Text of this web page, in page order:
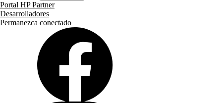
Portal HP Partner
Desarrolladores
Permanezca conectado